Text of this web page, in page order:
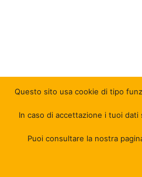
Questo sito usa cookie di tipo
In caso di accettazione i tuoi dati
Puoi consultare la nostra